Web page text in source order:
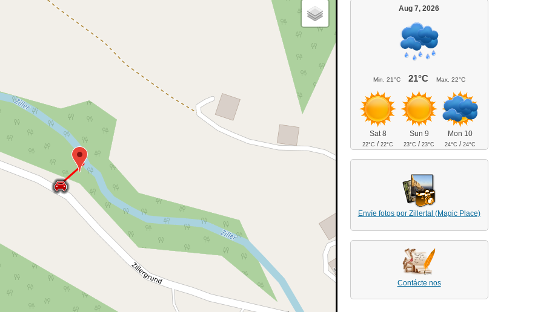
Aug 7, 2026
Min. 21°C 21°C Max. 22°C
Sat 8
22°C /22°C
Sun 9
23°C /23°C
Mon 10
24°C /24°C
Envíe fotos por Zillertal (Magic Place)
Contácte nos